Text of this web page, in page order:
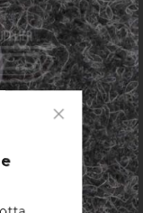
Close
Cookie